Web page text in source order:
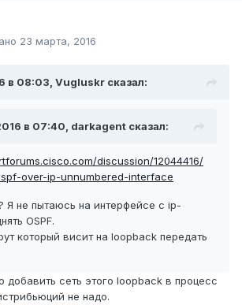
23 марта, 2016
в 08:03, Vugluskr сказал:
в 07:40, darkagent сказал:
discussion/12044416/
over-ip-unnumbered-interface
Я не пытаюсь на интерфейсе с ip-
OSPF.
который висит на loopback передать
добавить сеть этого loopback в процесс
не надо.